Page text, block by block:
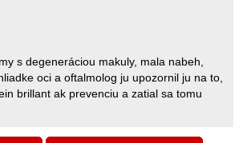
s degeneráciou makuly, mala nabeh,
oci a oftalmolog ju upozornil ju na to,
brillant ak prevenciu a zatial sa tomu